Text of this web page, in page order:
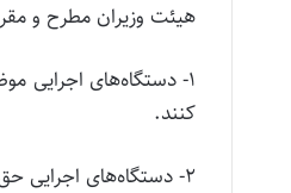
هیئت وزیران مطرح و
١- دستگاه‌های اجرایی
کنند.
٢- دستگاه‌های اجرایی حق جذب نیروهای شرکتی جدید را ندارند.